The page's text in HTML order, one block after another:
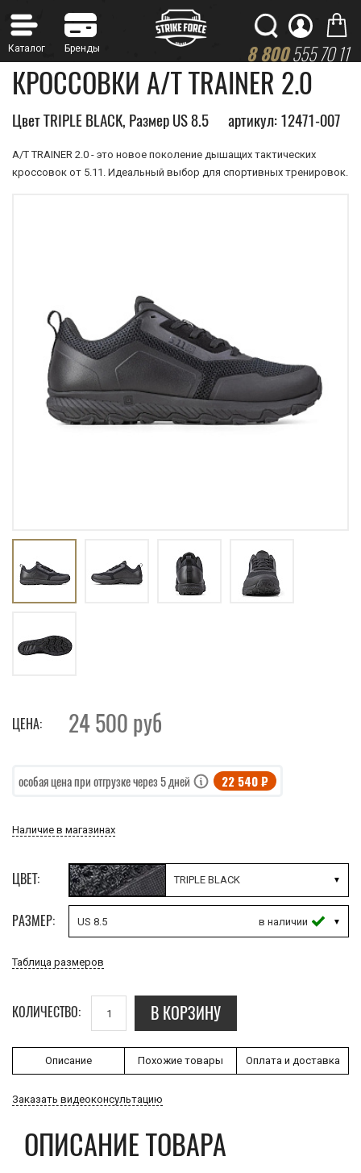
8 800555 70 11
КРОССОВКИ A/T TRAINER 2.0
Цвет TRIPLE BLACK, Размер US 8.5 артикул: 12471-007
A/T TRAINER 2.0 - это новое поколение дышащих тактических
кроссовок от 5.11. Идеальный выбор для спортивных тренировок.
ЦЕНА: 24 500 руб
особая цена при отгрузке через 5 дней 22 540 ₽
Наличие в магазинах
ЦВЕТ: TRIPLE BLACK
РАЗМЕР: US 8.5
Таблица размеров
КОЛИЧЕСТВО: В КОРЗИНУ
Описание Похожие товары Оплата и доставка
Заказать видеоконсультацию
ОПИСАНИЕ ТОВАРА